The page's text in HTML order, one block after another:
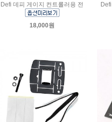
Defi 데피 게이지 컨트롤러용 전
18,000원